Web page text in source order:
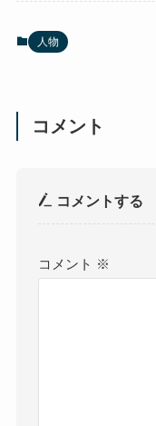
人物
コメント
コメントする
コメント ※